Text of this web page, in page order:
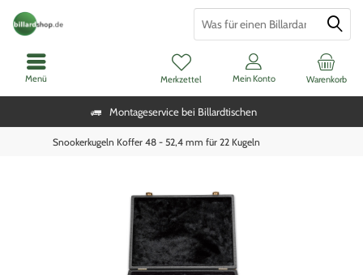
Montageservice bei Billardtischen
Warenkorb
Merkzettel Mein Konto
Menü
Snookerkugeln Koffer 48 - 52,4 mm für 22 Kugeln